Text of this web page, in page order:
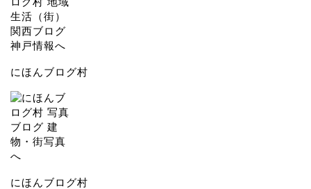
にほんブログ村
にほんブログ村